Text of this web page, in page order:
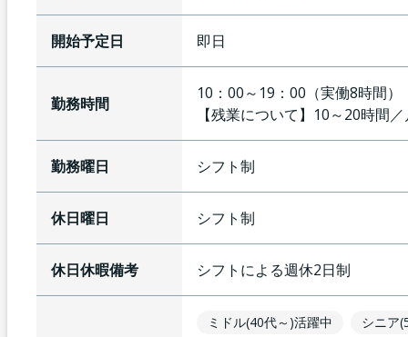
開始予定日 即日
勤務時間
10：00～19：00（実働8時間）
【残業について】 10～20時間
勤務曜日 シフト制
休日曜日 シフト制
休日休暇備考 シフトによる週休2日制
ミドル(40代～)活躍中
シニア